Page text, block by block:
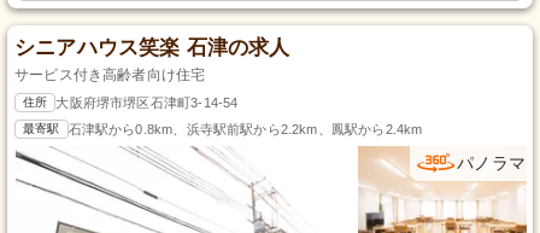
シニアハウス笑楽 石津の求人
サービス付き高齢者向け住宅
住所 大阪府堺市堺区石津町3-14-54
最寄駅 石津駅から0.8km、浜寺駅前駅から2.2km、鳳駅から2.4km
パノラマ